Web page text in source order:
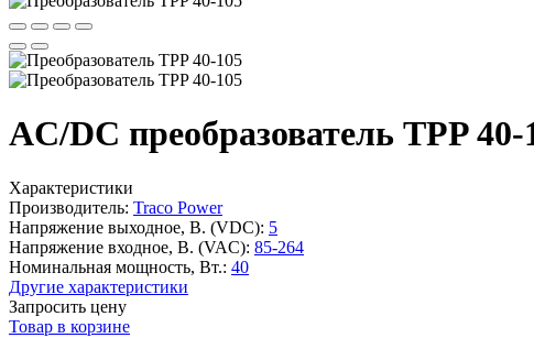
AC/DC преобразователь TPP
Характеристики
Производитель: Traco Power
Напряжение выходное, В. (VDC): 5
Напряжение входное, В. (VAC): 85-264
Номинальная мощность, Вт.: 40
Другие характеристики
Запросить цену
Товар в корзине